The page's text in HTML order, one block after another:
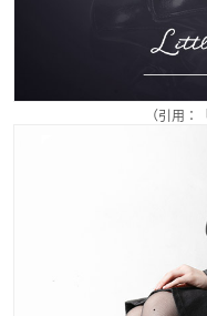
（引用：